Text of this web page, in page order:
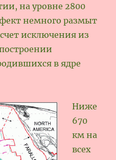
на уровне 2800
немного размыт
исключения из
в ядре
Ниже
670
км на
всех